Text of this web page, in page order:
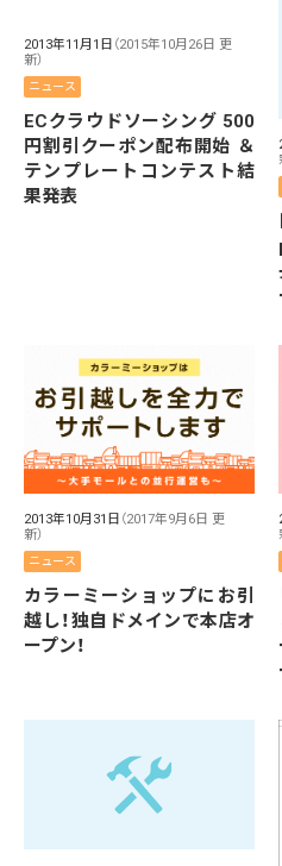
2013年11月1日 （2015年10月26日 更
新）
ニュース
ECクラウドソーシング 500
円割引クーポン配布開始 ＆
テンプレートコンテスト結
果発表
2013年10月31日 （2017年9月6日 更
新）
ニュース
カラーミーショップにお引
越し！独自ドメインで本店オ
ープン！